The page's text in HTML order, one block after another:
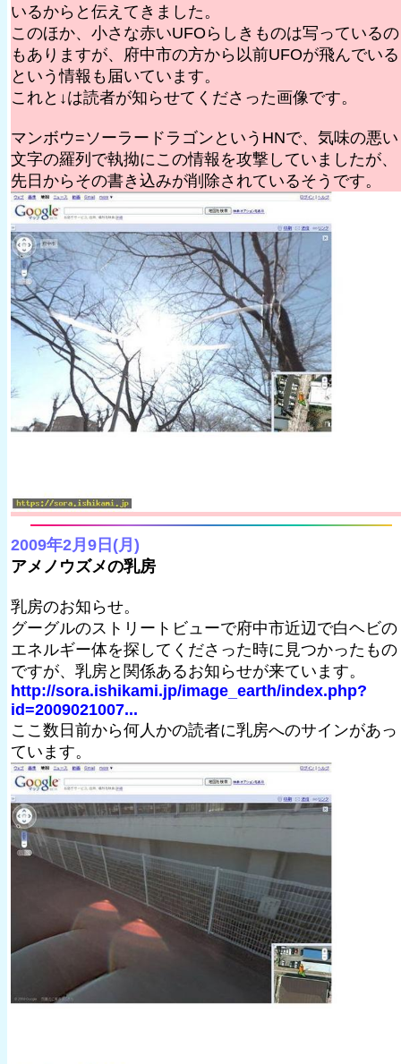
いるからと伝えてきました。
このほか、小さな赤いUFOらしきものは写っているの
もありますが、府中市の方から以前UFOが飛んでいる
という情報も届いています。
これと↓は読者が知らせてくださった画像です。
マンボウ=ソーラードラゴンというHNで、気味の悪い
文字の羅列で執拗にこの情報を攻撃していましたが、
先日からその書き込みが削除されているそうです。
2009年2月9日(月)
アメノウズメの乳房
乳房のお知らせ。
グーグルのストリートビューで府中市近辺で白ヘビの
エネルギー体を探してくださった時に見つかったもの
ですが、乳房と関係あるお知らせが来ています。
http://sora.ishikami.jp/image_earth/index.php?
id=2009021007...
ここ数日前から何人かの読者に乳房へのサインがあっ
ています。